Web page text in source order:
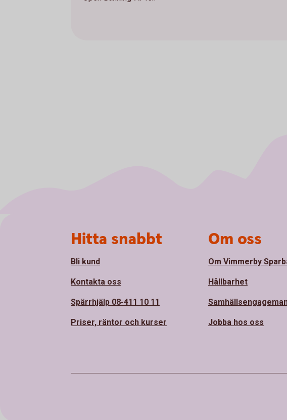
Hitta snabbt
Bli kund
Kontakta oss
Spärrhjälp 08-411 10 11
Priser, räntor och kurser
Om oss
Om Vimmerby
Hållbarhet
Jobba hos oss